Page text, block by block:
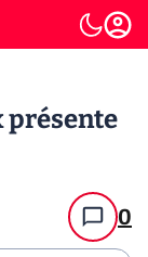
présente
0